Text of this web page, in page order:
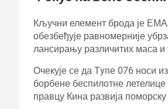
Кључни елемент брода је
обезбеђује равномерније
лансирању различитих маса и
Очекује се да Тyпе 076 носи
борбене беспилотне
правцу Кина развија поморску